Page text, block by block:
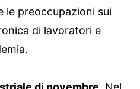
le preoccupazioni sui
di lavoratori e